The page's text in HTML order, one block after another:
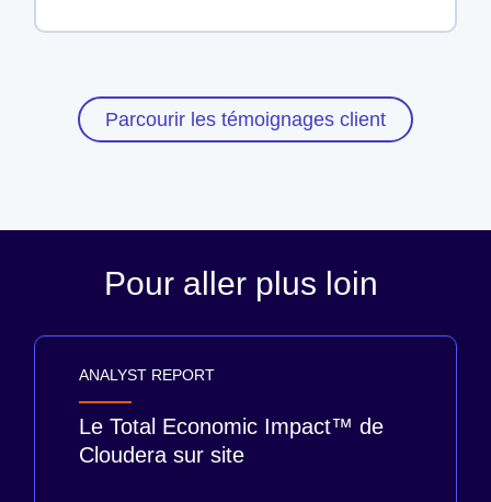
Parcourir les témoignages client
Pour aller plus loin
ANALYST REPORT
Le Total Economic Impact™ de
Cloudera sur site